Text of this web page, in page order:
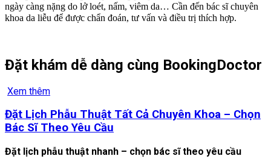
ngày càng nặng do lở loét, nấm, viêm da… Cần đến bác sĩ chuyên
khoa da liễu để được chẩn đoán, tư vấn và điều trị thích hợp.
Đặt khám dễ dàng cùng BookingDoctor
Xem thêm
Đặt Lịch Phẫu Thuật Tất Cả Chuyên Khoa – Chọn
Bác Sĩ Theo Yêu Cầu
Đặt lịch phẫu thuật nhanh – chọn bác sĩ theo yêu cầu